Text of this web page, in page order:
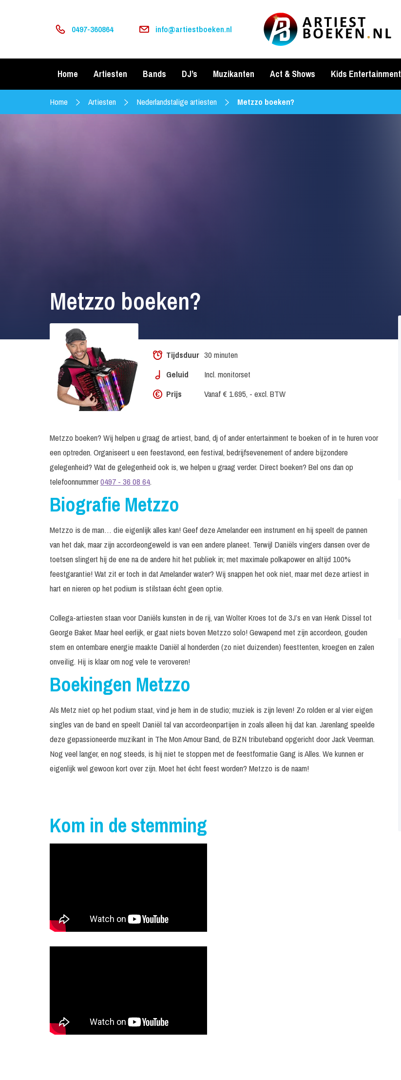
0497-360864 info@artiestboeken.nl
Home Artiesten Bands DJ’s Muzikanten Act & Shows Kids Entertainment
Home Artiesten Nederlandstalige artiesten Metzzo boeken?
Metzzo boeken?
Tijdsduur 30 minuten
Geluid
Incl. monitorset
Prijs
Vanaf € 1.695, - excl. BTW
Metzzo boeken? Wij helpen u graag de artiest, band, dj of ander entertainment te boeken of in te huren voor
een optreden. Organiseert u een feestavond, een festival, bedrijfsevenement of andere bijzondere
gelegenheid? Wat de gelegenheid ook is, we helpen u graag verder. Direct boeken? Bel ons dan op
telefoonnummer0497 - 36 08 64.
Biografie Metzzo
Metzzo is de man… die eigenlijk alles kan! Geef deze Amelander een instrument en hij speelt de pannen
van het dak, maar zijn accordeongeweld is van een andere planeet. Terwijl Daniëls vingers dansen over de
toetsen slingert hij de ene na de andere hit het publiek in; met maximale polkapower en altijd 100%
feestgarantie! Wat zit er toch in dat Amelander water? Wij snappen het ook niet, maar met deze artiest in
hart en nieren op het podium is stilstaan écht geen optie.
Collega-artiesten staan voor Daniëls kunsten in de rij, van Wolter Kroes tot de 3J’s en van Henk Dissel tot
George Baker. Maar heel eerlijk, er gaat niets boven Metzzo solo! Gewapend met zijn accordeon, gouden
stem en ontembare energie maakte Daniël al honderden (zo niet duizenden) feesttenten, kroegen en zalen
onveilig. Hij is klaar om nog vele te veroveren!
Boekingen Metzzo
Als Metz niet op het podium staat, vind je hem in de studio; muziek is zijn leven! Zo rolden er al vier eigen
singles van de band en speelt Daniël tal van accordeonpartijen in zoals alleen hij dat kan. Jarenlang speelde
deze gepassioneerde muzikant in The Mon Amour Band, de BZN tributeband opgericht door Jack Veerman.
Nog veel langer, en nog steeds, is hij niet te stoppen met de feestformatie Gang is Alles. We kunnen er
eigenlijk wel gewoon kort over zijn. Moet het écht feest worden? Metzzo is de naam!
Kom in de stemming